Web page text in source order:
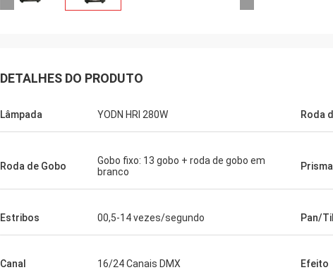
DETALHES DO PRODUTO
Lâmpada YODN HRI 280W Roda
Roda de Gobo
Gobo fixo: 13 gobo + roda de gobo em
branco
Prisma
Estribos 00,5-14 vezes/segundo Pan/
Canal 16/24 Canais DMX Efeito